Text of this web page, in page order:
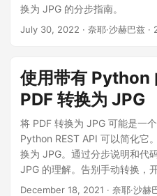
换为 JPG 的分步指南。
July 30, 2022 · 奈耶·沙赫巴兹 ·
使用带有 Python
PDF 转换为 JPG
将 PDF 转换为 JPG 可能是一
Python REST API 可以简化它
换为 JPG。通过分步说明和代
JPG 的理解。告别手动转换，
December 18, 2021 · 奈耶·沙赫